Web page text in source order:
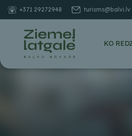
+371 29272948 turisms@balvi.lv
KO